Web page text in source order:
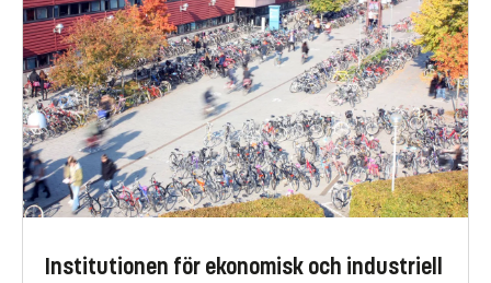
Institutionen för ekonomisk och industriell